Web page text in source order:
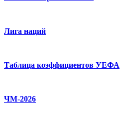
Лига наций
Таблица коэффициентов УЕФА
ЧМ-2026